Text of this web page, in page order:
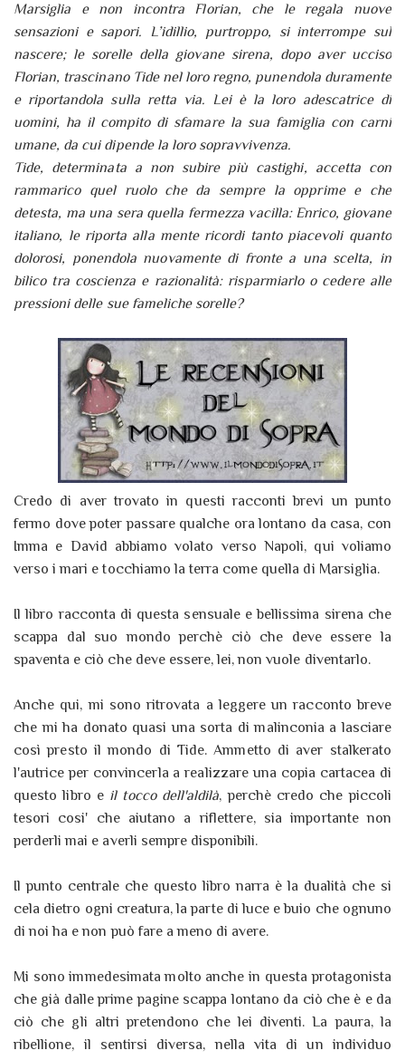
Marsiglia e non incontra Florian, che le regala nuove
sensazioni e sapori. L’idillio, purtroppo, si interrompe sul
nascere; le sorelle della giovane sirena, dopo aver ucciso
Florian, trascinano Tide nel loro regno, punendola duramente
e riportandola sulla retta via. Lei è la loro adescatrice di
uomini, ha il compito di sfamare la sua famiglia con carni
umane, da cui dipende la loro sopravvivenza.
Tide, determinata a non subire più castighi, accetta con
rammarico quel ruolo che da sempre la opprime e che
detesta, ma una sera quella fermezza vacilla: Enrico, giovane
italiano, le riporta alla mente ricordi tanto piacevoli quanto
dolorosi, ponendola nuovamente di fronte a una scelta, in
bilico tra coscienza e razionalità: risparmiarlo o cedere alle
pressioni delle sue fameliche sorelle?
Credo di aver trovato in questi racconti brevi un punto
fermo dove poter passare qualche ora lontano da casa, con
Imma e David abbiamo volato verso Napoli, qui voliamo
verso i mari e tocchiamo la terra come quella di Marsiglia.
Il libro racconta di questa sensuale e bellissima sirena che
scappa dal suo mondo perchè ciò che deve essere la
spaventa e ciò che deve essere, lei, non vuole diventarlo.
Anche qui, mi sono ritrovata a leggere un racconto breve
che mi ha donato quasi una sorta di malinconia a lasciare
così presto il mondo di Tide. Ammetto di aver stalkerato
l'autrice per convincerla a realizzare una copia cartacea di
questo libro e il tocco dell'aldilà, perchè credo che piccoli
tesori cosi' che aiutano a riflettere, sia importante non
perderli mai e averli sempre disponibili.
Il punto centrale che questo libro narra è la dualità che si
cela dietro ogni creatura, la parte di luce e buio che ognuno
di noi ha e non può fare a meno di avere.
Mi sono immedesimata molto anche in questa protagonista
che già dalle prime pagine scappa lontano da ciò che è e da
ciò che gli altri pretendono che lei diventi. La paura, la
ribellione, il sentirsi diversa, nella vita di un individuo